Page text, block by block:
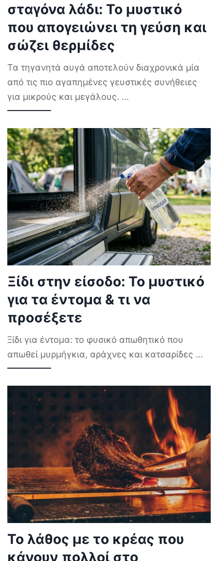
σταγόνα λάδι: Το μυστικό
που απογειώνει τη γεύση και
σώζει θερμίδες
Τα τηγανητά αυγά αποτελούν διαχρονικά μία
από τις πιο αγαπημένες γευστικές συνήθειες
για μικρούς και μεγάλους. ...
Ξίδι στην είσοδο: Το μυστικό
για τα έντομα & τι να
προσέξετε
Ξίδι για έντομα: το φυσικό απωθητικό που
απωθεί μυρμήγκια, αράχνες και κατσαρίδες ...
Το λάθος με το κρέας που
κάνουν πολλοί στο